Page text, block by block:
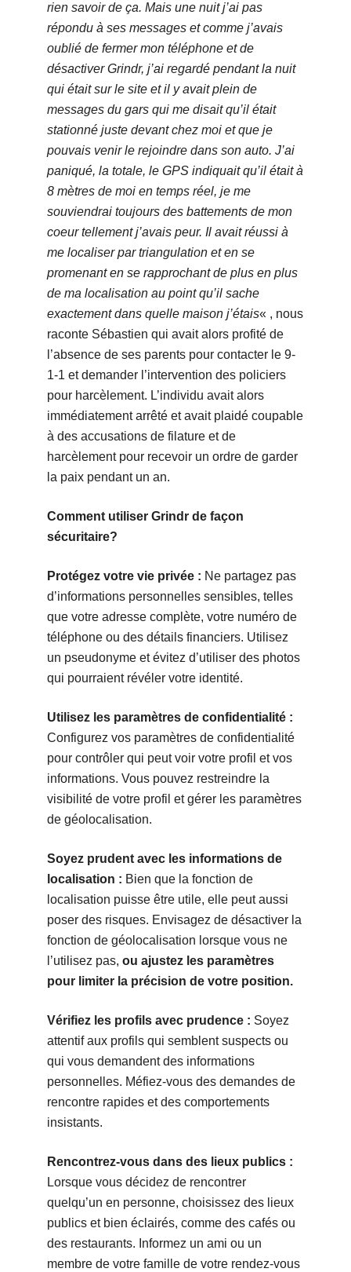
rien savoir de ça. Mais une nuit j’ai pas
répondu à ses messages et comme j’avais
oublié de fermer mon téléphone et de
désactiver Grindr, j’ai regardé pendant la nuit
qui était sur le site et il y avait plein de
messages du gars qui me disait qu’il était
stationné juste devant chez moi et que je
pouvais venir le rejoindre dans son auto. J’ai
paniqué, la totale, le GPS indiquait qu’il était à
8 mètres de moi en temps réel, je me
souviendrai toujours des battements de mon
coeur tellement j’avais peur. Il avait réussi à
me localiser par triangulation et en se
promenant en se rapprochant de plus en plus
de ma localisation au point qu’il sache
exactement dans quelle maison j’étais« , nous
raconte Sébastien qui avait alors profité de
l’absence de ses parents pour contacter le 9-
1-1 et demander l’intervention des policiers
pour harcèlement. L’individu avait alors
immédiatement arrêté et avait plaidé coupable
à des accusations de filature et de
harcèlement pour recevoir un ordre de garder
la paix pendant un an.
Comment utiliser Grindr de façon
sécuritaire?
Protégez votre vie privée : Ne partagez pas
d’informations personnelles sensibles, telles
que votre adresse complète, votre numéro de
téléphone ou des détails financiers. Utilisez
un pseudonyme et évitez d’utiliser des photos
qui pourraient révéler votre identité.
Utilisez les paramètres de confidentialité :
Configurez vos paramètres de confidentialité
pour contrôler qui peut voir votre profil et vos
informations. Vous pouvez restreindre la
visibilité de votre profil et gérer les paramètres
de géolocalisation.
Soyez prudent avec les informations de
localisation : Bien que la fonction de
localisation puisse être utile, elle peut aussi
poser des risques. Envisagez de désactiver la
fonction de géolocalisation lorsque vous ne
l’utilisez pas, ou ajustez les paramètres
pour limiter la précision de votre position.
Vérifiez les profils avec prudence : Soyez
attentif aux profils qui semblent suspects ou
qui vous demandent des informations
personnelles. Méfiez-vous des demandes de
rencontre rapides et des comportements
insistants.
Rencontrez-vous dans des lieux publics :
Lorsque vous décidez de rencontrer
quelqu’un en personne, choisissez des lieux
publics et bien éclairés, comme des cafés ou
des restaurants. Informez un ami ou un
membre de votre famille de votre rendez-vous